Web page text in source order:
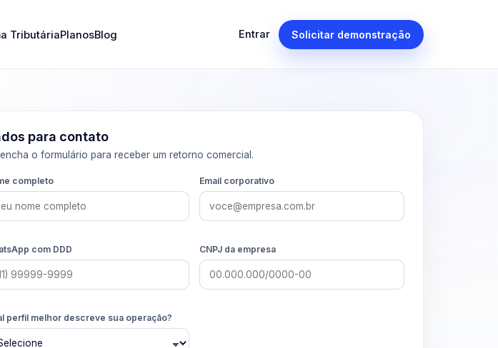
TributáriaPlanosBlog Entrar Solicitar demonstração
para contato
o formulário para receber um retorno comercial.
completo Email corporativo
com DDD CNPJ da empresa
perfil melhor descreve sua operação?